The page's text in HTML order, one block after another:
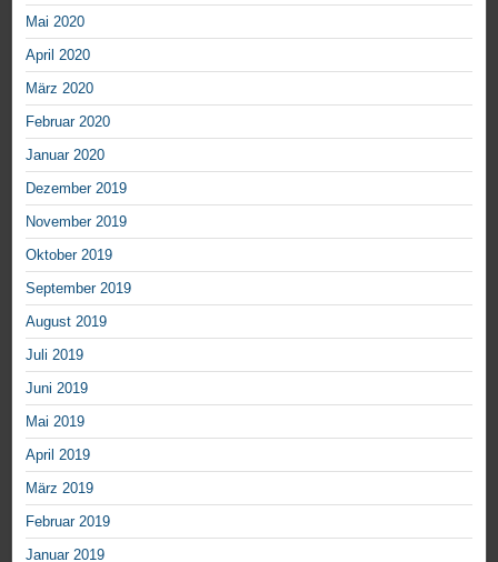
Mai 2020
April 2020
März 2020
Februar 2020
Januar 2020
Dezember 2019
November 2019
Oktober 2019
September 2019
August 2019
Juli 2019
Juni 2019
Mai 2019
April 2019
März 2019
Februar 2019
Januar 2019